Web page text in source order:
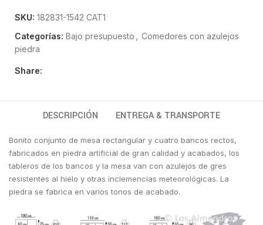
SKU: 182831-1542 CAT1
Categorías: Bajo presupuesto
Comedores con azulejos
piedra
Share:
DESCRIPCIÓN ENTREGA & TRANSPORTE
Bonito conjunto de mesa rectangular y cuatro bancos rectos,
fabricados en piedra artificial de gran calidad y acabados, los
tableros de los bancos y la mesa van con azulejos de gres
resistentes al hielo y otras inclemencias meteorológicas. La
piedra se fabrica en varios tonos de acabado.